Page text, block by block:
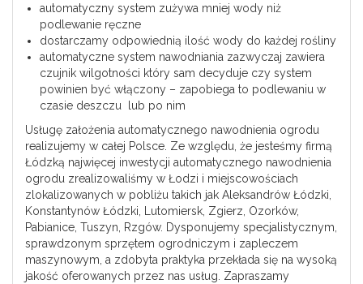
automatyczny system zużywa mniej wody niż
podlewanie ręczne
dostarczamy odpowiednią ilość wody do każdej rośliny
automatyczne system nawodniania zazwyczaj zawiera
czujnik wilgotności który sam decyduje czy system
powinien być włączony – zapobiega to podlewaniu w
czasie deszczu lub po nim
Usługę założenia automatycznego nawodnienia ogrodu
realizujemy w całej Polsce. Ze względu, że jesteśmy firmą
Łódzką najwięcej inwestycji automatycznego nawodnienia
ogrodu zrealizowaliśmy w Łodzi i miejscowościach
zlokalizowanych w pobliżu takich jak Aleksandrów Łódzki,
Konstantynów Łódzki, Lutomiersk, Zgierz, Ozorków,
Pabianice, Tuszyn, Rzgów. Dysponujemy specjalistycznym,
sprawdzonym sprzętem ogrodniczym i zapleczem
maszynowym, a zdobyta praktyka przekłada się na wysoką
jakość oferowanych przez nas usług. Zapraszamy